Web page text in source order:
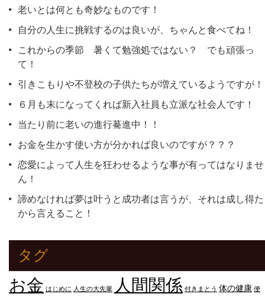
老いとは何とも奇妙なものです！
自分の人生に挑戦するのは良いが、ちゃんと食べてね！
これからの季節 暑くて勉強処ではない？ でも頑張っ
て！
引きこもりや不登校の子供たちが増えているようですが！
６月も末になってくれば新入社員も立派な社会人です！
当たり前に老いの進行驀進中！！
お金を生かす使い方が分かれば良いのですが？？？
恋愛によって人生を狂わせるような事が有ってはなりませ
ん！
諦めなければ夢は叶うと成功者は言うが、それは成し得た
から言えること！
タグ
お金 はじめに 人生の大先輩 人間関係 付きまとう 体の健康 便